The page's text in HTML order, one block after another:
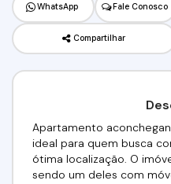
WhatsApp Fale Conosco
Compartilhar
Apartamento
ideal para quem busca
ótima localização. O
sendo um deles com